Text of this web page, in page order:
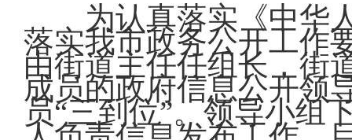
为认真落实《中华
落实我市政务公开工作
由街道主任任组长，街
成员的政府信息公开领
员“三到位”。领导小组